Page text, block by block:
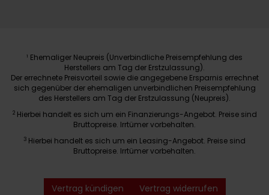
1 Ehemaliger Neupreis (Unverbindliche Preisempfehlung des
Herstellers am Tag der Erstzulassung).
Der errechnete Preisvorteil sowie die angegebene Ersparnis errechnet
sich gegenüber der ehemaligen unverbindlichen Preisempfehlung
des Herstellers am Tag der Erstzulassung (Neupreis).
2 Hierbei handelt es sich um ein Finanzierungs-Angebot. Preise sind
Bruttopreise. Irrtümer vorbehalten.
3 Hierbei handelt es sich um ein Leasing-Angebot. Preise sind
Bruttopreise. Irrtümer vorbehalten.
Vertrag kündigen Vertrag widerrufen